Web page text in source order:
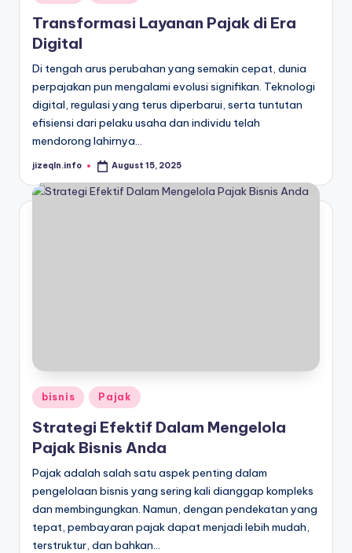
in
Transformasi Layanan Pajak di Era
Digital
Di tengah arus perubahan yang semakin cepat, dunia
perpajakan pun mengalami evolusi signifikan. Teknologi
digital, regulasi yang terus diperbarui, serta tuntutan
efisiensi dari pelaku usaha dan individu telah
mendorong lahirnya…
Posted
jizeqln.info August 15, 2025
Posted
bisnis Pajak
Strategi Efektif Dalam Mengelola
Pajak Bisnis Anda
Pajak adalah salah satu aspek penting dalam
pengelolaan bisnis yang sering kali dianggap kompleks
dan membingungkan. Namun, dengan pendekatan yang
tepat, pembayaran pajak dapat menjadi lebih mudah,
terstruktur, dan bahkan…